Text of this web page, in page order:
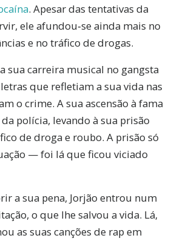
. Apesar das tentativas da
ele afundou‑se ainda mais no
e no tráfico de drogas.
sua carreira musical no gangsta
que refletiam a sua vida nas
o crime. A sua ascensão à fama
polícia, levando à sua prisão
de droga e roubo. A prisão só
— foi lá que ficou viciado
a sua pena, Jorjão entrou num
o que lhe salvou a vida. Lá,
as suas canções de rap em